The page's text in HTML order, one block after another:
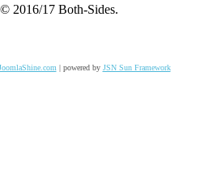
2016/17 Both-Sides.
| powered by JSN Sun Framework